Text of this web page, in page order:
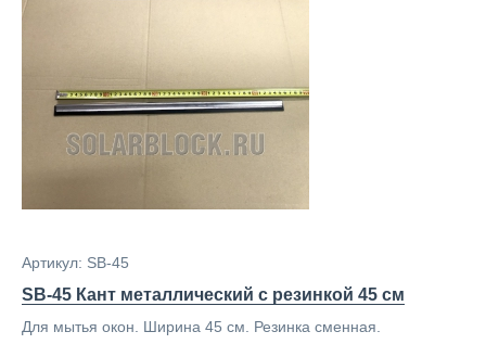
Артикул: SB-45
SB-45 Кант металлический с резинкой 45 см
Для мытья окон. Ширина 45 см. Резинка сменная.